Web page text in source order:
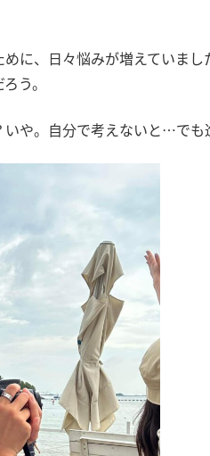
に、日々悩みが増えていまし
う。
や。自分で考えないと…で